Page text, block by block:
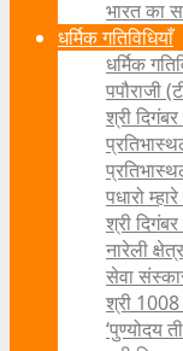
भारत का
धर्मिक गतिविधियाँ
धर्मिक
पपौराजी
श्री
पधारो
श्री
नारेली
सेवा
श्री 1008
‘पुण्योदय